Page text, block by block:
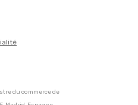
du commerce de